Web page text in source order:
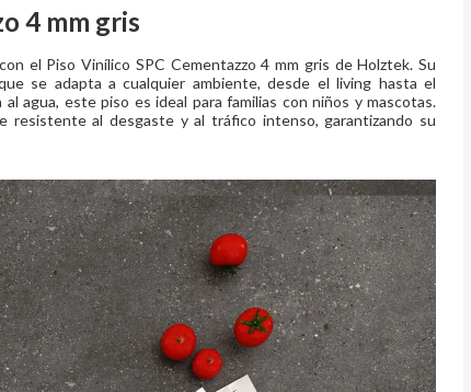
4 mm gris
el Piso Vinílico SPC Cementazzo 4 mm gris de Holztek. Su
se adapta a cualquier ambiente, desde el living hasta el
agua, este piso es ideal para familias con niños y mascotas.
resistente al desgaste y al tráfico intenso, garantizando su